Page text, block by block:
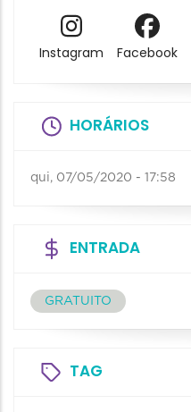
Instagram Facebook
HORÁRIOS
qui, 07/05/2020 - 17:58
ENTRADA
GRATUITO
TAG